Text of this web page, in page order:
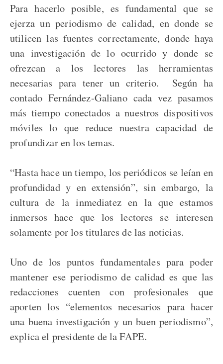
Para hacerlo posible, es fundamental que se
ejerza un periodismo de calidad, en donde se
utilicen las fuentes correctamente, donde haya
una investigación de lo ocurrido y donde se
ofrezcan a los lectores las herramientas
necesarias para tener un criterio. Según ha
contado Fernández-Galiano cada vez pasamos
más tiempo conectados a nuestros dispositivos
móviles lo que reduce nuestra capacidad de
profundizar en los temas.
“Hasta hace un tiempo, los periódicos se leían en
profundidad y en extensión”, sin embargo, la
cultura de la inmediatez en la que estamos
inmersos hace que los lectores se interesen
solamente por los titulares de las noticias.
Uno de los puntos fundamentales para poder
mantener ese periodismo de calidad es que las
redacciones cuenten con profesionales que
aporten los “elementos necesarios para hacer
una buena investigación y un buen periodismo”,
explica el presidente de la FAPE.